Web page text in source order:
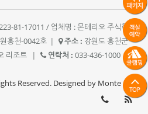
81-17011 / 업체명 : 몬테리오 주식회사
홍천-0042호 | 주소 : 강원도 홍천군
리조트
| 연락처 : 033-436-1000
|
Reserved. Designed by Monte rio.